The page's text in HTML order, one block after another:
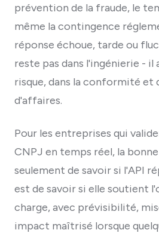
prévention de la fraude, le
même la contingence
réponse échoue, tarde ou
reste pas dans l'ingénierie - il
risque, dans la conformité et
d'affaires.
Pour les entreprises qui
CNPJ en temps réel, la
seulement de savoir si l'API
est de savoir si elle soutient
charge, avec prévisibilité,
impact maîtrisé lorsque